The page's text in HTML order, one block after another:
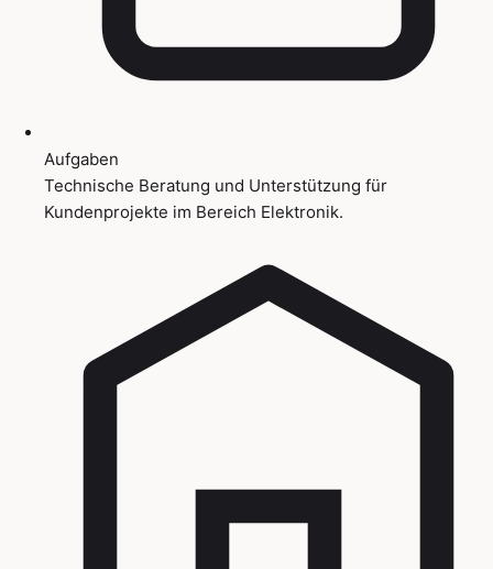
Aufgaben
Technische Beratung und Unterstützung für
Kundenprojekte im Bereich Elektronik.